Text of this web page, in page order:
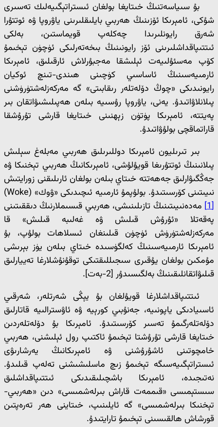
بۇ سىياسەتنىڭ خىتايغا بولغان ئىستراتېگىيەلىك تەسىرى
شۇكى، ئامېرىكا ئۆزىنىڭ ھەربىي بايلىقلىرىنى ياۋروپا ۋە ئوتتۇرا
شەرق رايونلىرىدا چەكلەپ قويماستىن، بەلكى
ئىتتىپاقداشلىرىنى ئۆز رايونىنىڭ بىخەتەرلىكى ئۈچۈن تېخىمۇ
كۆپ مەسئۇلىيەت ئېلىشقا مەجبۇرلاش ئارقىلىق، ئامېرىكا
ئارمىيەسىنىڭ ئاساسىي كۈچىنى ھىندى-تىنچ ئوكيان
رايونىدىكى «چوڭ دۆلەتلەر رىقابىتى» گە مەركەزلەشتۈرۈشنى
پىلانلاۋاتىدۇ. يەنى، ياۋروپا رۇسىيە بىلەن ھەپىلىشىۋاتقان بىر
پەيتتە، ئامېرىكا پۈتۈن زېھنىنى خىتايغا قارشى تۇرۇشقا
قاراتماقچى بولۇۋاتىدۇ.
بىر تىرىليون ئامېرىكا دوللىرىلىق ھەربىي مەبلەغ سېلىش
پىلانىنىڭ ئوتتۇرىغا قويۇلۇشى، ئامېرىكانىڭ ھەربىي تېخنىكا ۋە
جەڭگىۋارلىق جەھەتتە خىتاي بىلەن بولغان ئارىلىقنى زورايتىش
نىيىتىنى كۆرسىتىدۇ. بولۇپمۇ ئارمىيە ئىچىدىكى «ۋوك» (Woke)
[1]
مەدەنىيىتىنىڭ تازىلىنىشى، ھەربىي قىسىملارنىڭ دىققىتىنى
پەقەتلا «ئۇرۇش قىلىش ۋە غەلىبە قىلىش» قا
مەركەزلەشتۈرۈش ئۈچۈن قىلىنغان ئىسلاھات بولۇپ، بۇ
ئامېرىكا ئارمىيەسىنىڭ كەلگۈسىدە خىتاي بىلەن يۈز بېرىشى
مۇمكىن بولغان يۇقىرى سىجىللىقتىكى توقۇنۇشلارغا تەييارلىق
قىلىۋاتقانلىقىنىڭ بەلگىسىدۇر [2-بەت].
ئىتتىپاقداشلارغا قويۇلغان بۇ يېڭى شەرتلەر، شەرقىي
ئاسىيادىكى ياپونىيە، جەنۇبىي كورېيە ۋە ئاۋسترالىيە قاتارلىق
دۆلەتلەرگىمۇ تەسىر كۆرسىتىدۇ. ئامېرىكا بۇ دۆلەتلەردىن
خىتايغا قارشى تۇرۇشتا تېخىمۇ ئاكتىپ رول ئېلىشنى، ھەربىي
خامچوتىنى ئاشۇرۇشنى ۋە ئامېرىكانىڭ يەرشارىۋى
ئىستراتېگىيەسىگە تېخىمۇ زىچ ماسلىشىشنى تەلەپ قىلىدۇ.
نەتىجىدە، ئامېرىكا باشچىلىقىدىكى ئىتتىپاقداشلىق
سىستېمىسى «قىممەت قاراش بىرلەشمىسى» دىن «ھەربىي-
تېخنىكا بىرلەشمىسى» گە ئايلىنىپ، خىتاينى ھەر تەرەپتىن
قورشاش ھالقىسىنى تېخىمۇ تارايتىدۇ.